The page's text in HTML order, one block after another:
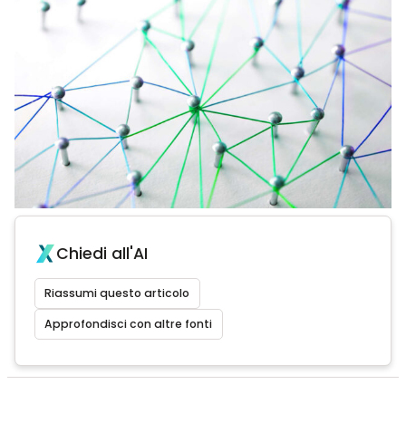
Chiedi all'AI
Riassumi questo articolo
Approfondisci con altre fonti